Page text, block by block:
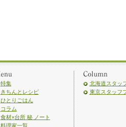
特集
きちんとレシピ
ひとりごはん
コラム
食材×台所 秘 ノート
料理家一覧
北海道スタッ
東京スタッフ